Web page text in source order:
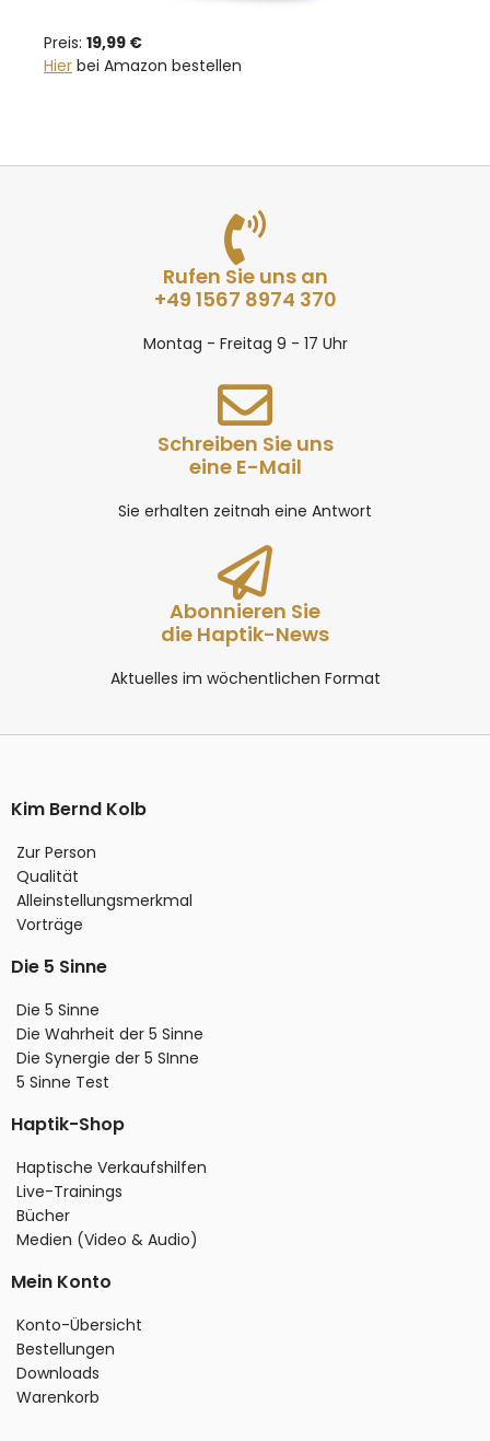
Preis: 19,99 €
Hier bei Amazon bestellen
Rufen Sie uns an
+49 1567 8974 370
Montag - Freitag 9 - 17 Uhr
Schreiben Sie uns
eine E-Mail
Sie erhalten zeitnah eine Antwort
Abonnieren Sie
die Haptik-News
Aktuelles im wöchentlichen Format
Kim Bernd Kolb
Zur Person
Qualität
Alleinstellungsmerkmal
Vorträge
Die 5 Sinne
Die 5 Sinne
Die Wahrheit der 5 Sinne
Die Synergie der 5 SInne
5 Sinne Test
Haptik-Shop
Haptische Verkaufshilfen
Live-Trainings
Bücher
Medien (Video & Audio)
Mein Konto
Konto-Übersicht
Bestellungen
Downloads
Warenkorb